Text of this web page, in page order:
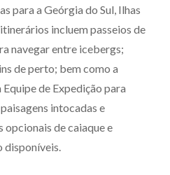
para a Geórgia do Sul, Ilhas
incluem passeios de
navegar entre icebergs;
de perto; bem como a
de Expedição para
intocadas e
opcionais de caiaque e
disponíveis.